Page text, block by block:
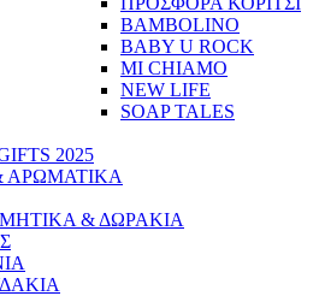
BAMBOLINO
BABY U ROCK
MI CHIAMO
NEW LIFE
SOAP TALES
2025
ΑΡΩΜΑΤΙΚΑ
& ΔΩΡΑΚΙΑ